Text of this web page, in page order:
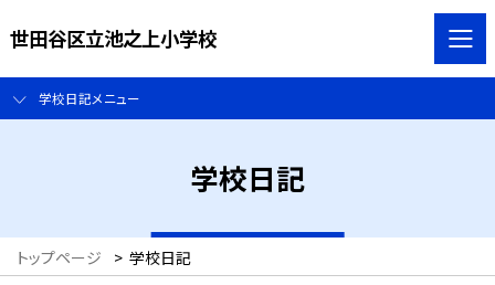
世田谷区立池之上小学校
学校日記メニュー
学校日記
トップページ > 学校日記